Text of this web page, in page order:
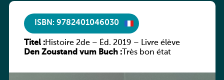
ISBN: 9782401046030
Titel :Histoire 2de – Éd. 2019 – Livre élève
Den Zoustand vum Buch :Très bon état